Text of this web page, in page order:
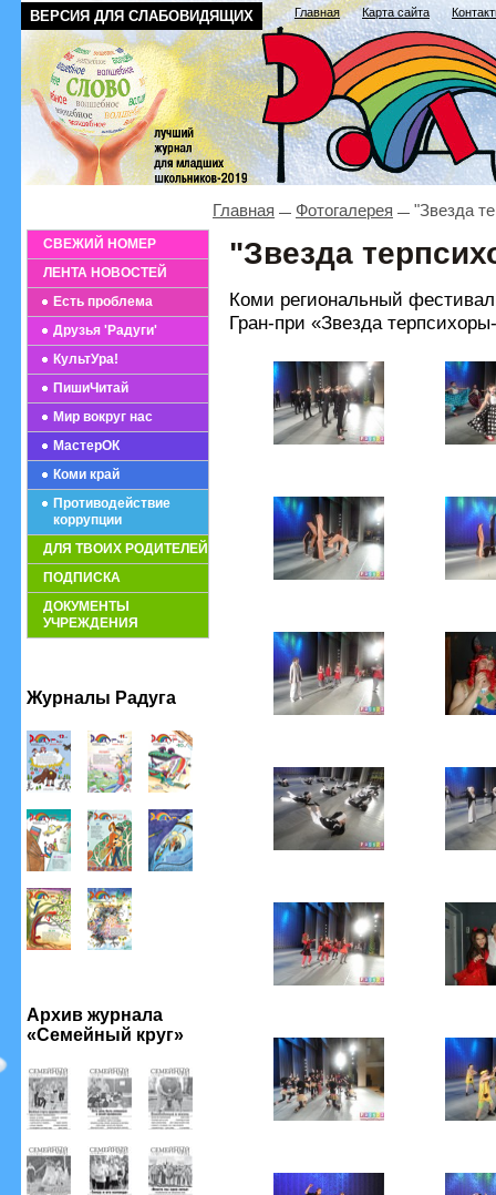
ВЕРСИЯ ДЛЯ СЛАБОВИДЯЩИХ Главная Карта сайта
СВЕЖИЙ НОМЕР
ЛЕНТА НОВОСТЕЙ
Есть проблема
Друзья 'Радуги'
КультУра!
ПишиЧитай
Мир вокруг нас
МастерОК
Коми край
Противодействие
коррупции
ДЛЯ ТВОИХ РОДИТЕЛЕЙ
ПОДПИСКА
ДОКУМЕНТЫ
УЧРЕЖДЕНИЯ
Журналы Радуга
Архив журнала
«Семейный круг»
Главная Фотогалерея "Звезда
"Звезда
Коми региональный
Гран-при «Звезда